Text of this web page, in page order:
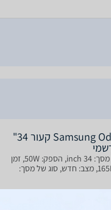
מסך גיימינג Samsung Odyssey G5 C34G55TWWM קעור 34"
C34G55TWWM יצרן: Samsung, צבע: שחור, גודל מסך: 34 inch, הספק: 50W, זמן
תגובה: 1ms, סיווג הרזולוציה: UWQHD, תדירות: 165Hz, מצב: חדש, סוג של מסך: